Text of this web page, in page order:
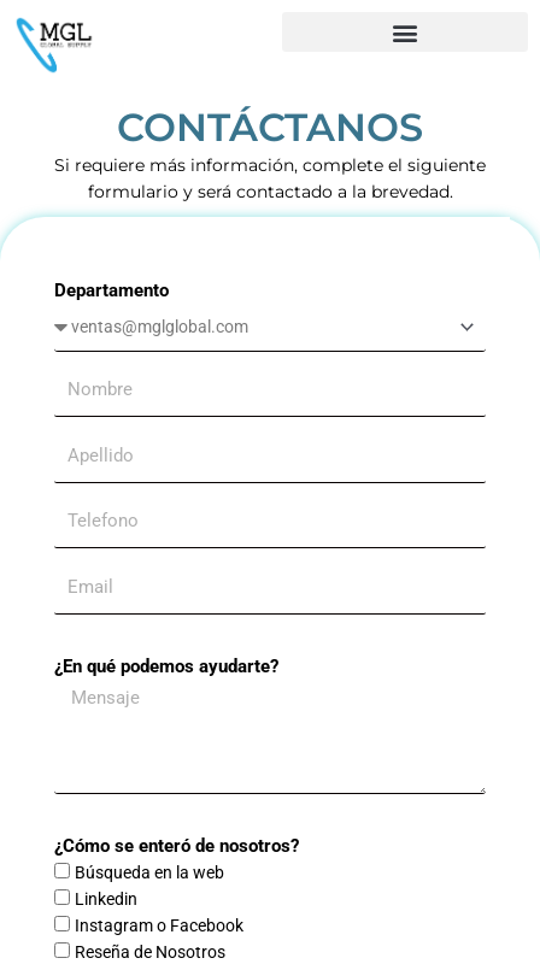
contenido
CONTÁCTANOS
Si requiere más información, complete el siguiente
formulario y será contactado a la brevedad.
Departamento
¿En qué podemos ayudarte?
¿Cómo se enteró de nosotros?
Búsqueda en la web
Linkedin
Instagram o Facebook
Reseña de Nosotros